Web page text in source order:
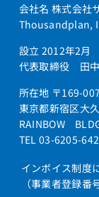
会社名 株式会社
Thousandplan,
設立 2012年2月
代表取締役 田
所在地 〒169-
東京都新宿区大
RAINBOW
TEL 03-6205-
インボイス制度
（事業者登録